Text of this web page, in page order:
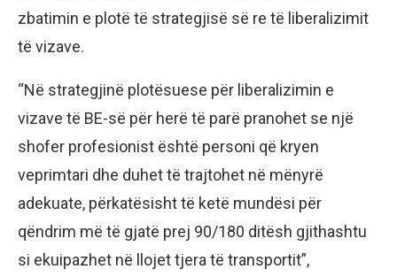
zbatimin e plotë të strategjisë së re të liberalizimit
të vizave.
“Në strategjinë plotësuese për liberalizimin e
vizave të BE-së për herë të parë pranohet se një
shofer profesionist është personi që kryen
veprimtari dhe duhet të trajtohet në mënyrë
adekuate, përkatësisht të ketë mundësi për
qëndrim më të gjatë prej 90/180 ditësh gjithashtu
si ekuipazhet në llojet tjera të transportit”,